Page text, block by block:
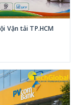
Vận tải TP.HCM